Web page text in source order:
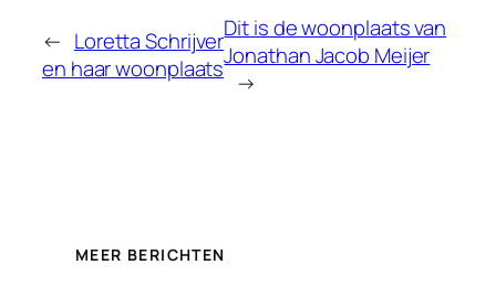
← Loretta Schrijver
en haar woonplaats
Dit is de woonplaats van
Jonathan Jacob Meijer
→
MEER BERICHTEN